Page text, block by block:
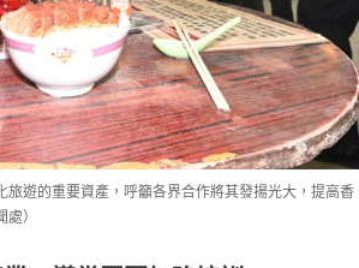
旅遊的重要資產，呼籲各界合作將其發揚光大，提高香
）